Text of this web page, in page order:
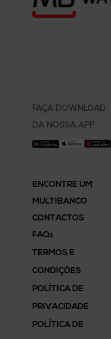
FAÇA DOWNLOAD
DA NOSSA APP
ENCONTRE UM
MULTIBANCO
CONTACTOS
FAQs
TERMOS E
CONDIÇÕES
POLÍTICA DE
PRIVACIDADE
POLÍTICA DE